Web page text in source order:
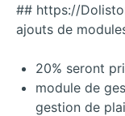
## https://
ajouts de
20% seront
module de
gestion de